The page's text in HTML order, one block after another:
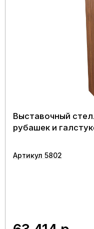
Выставочный
рубашек и
Артикул 5802